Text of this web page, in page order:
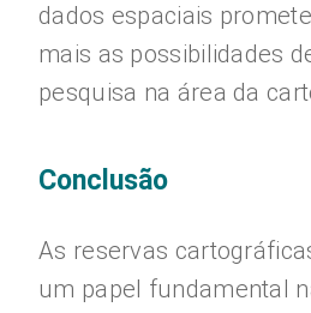
dados espaciais
mais as possibilidades
pesquisa na área da
Conclusão
As reservas
um papel fundamental